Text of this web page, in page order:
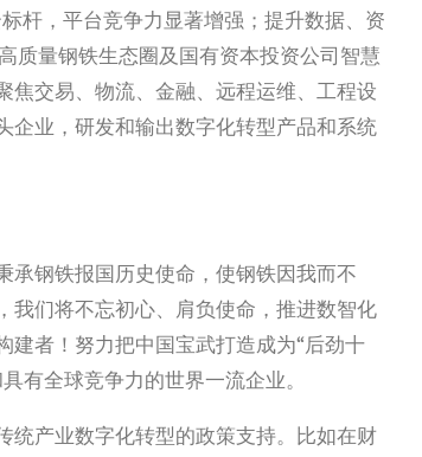
杆，平台竞争力显著增强；提升数据、资
质量钢铁生态圈及国有资本投资公司智慧
焦交易、物流、金融、远程运维、工程设
企业，研发和输出数字化转型产品和系统
承钢铁报国历史使命，使钢铁因我而不
我们将不忘初心、肩负使命，推进数智化
者！努力把中国宝武打造成为“后劲十
有全球竞争力的世界一流企业。
统产业数字化转型的政策支持。比如在财